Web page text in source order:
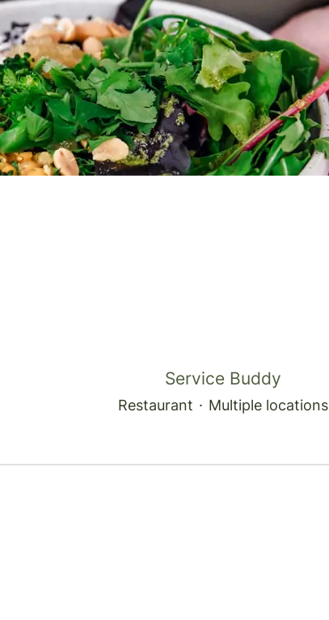
Service Buddy
Restaurant · Multiple locations